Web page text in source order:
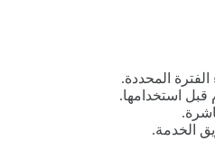
الفترة المحددة.
استخدامها.
الخدمة.